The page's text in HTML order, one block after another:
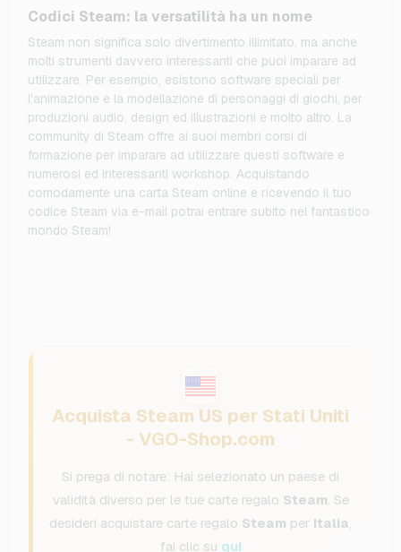
Codici Steam: la versatilità ha un nome
Steam non significa solo divertimento illimitato, ma anche
molti strumenti davvero interessanti che puoi imparare ad
utilizzare. Per esempio, esistono software speciali per
l'animazione e la modellazione di personaggi di giochi, per
produzioni audio, design ed illustrazioni e molto altro. La
community di Steam offre ai suoi membri corsi di
formazione per imparare ad utilizzare questi software e
numerosi ed interessanti workshop. Acquistando
comodamente una carta Steam online e ricevendo il tuo
codice Steam via e-mail potrai entrare subito nel fantastico
mondo Steam!
Acquista Steam US per Stati Uniti
- VGO-Shop.com
Si prega di notare: Hai selezionato un paese di
validità diverso per le tue carte regalo Steam. Se
desideri acquistare carte regalo Steam per Italia,
fai clic su qui